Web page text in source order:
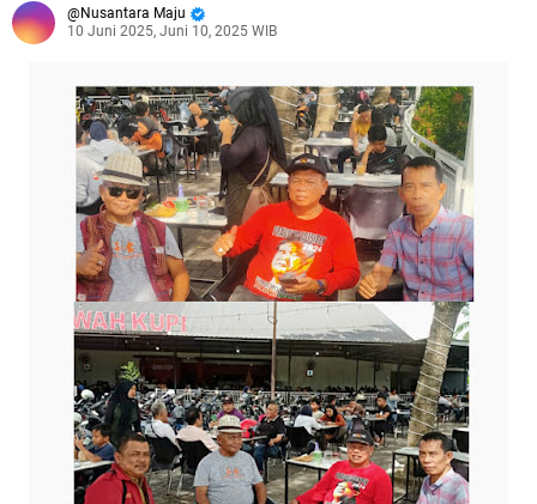
Nusantara Maju
10 Juni 2025, Juni 10, 2025 WIB